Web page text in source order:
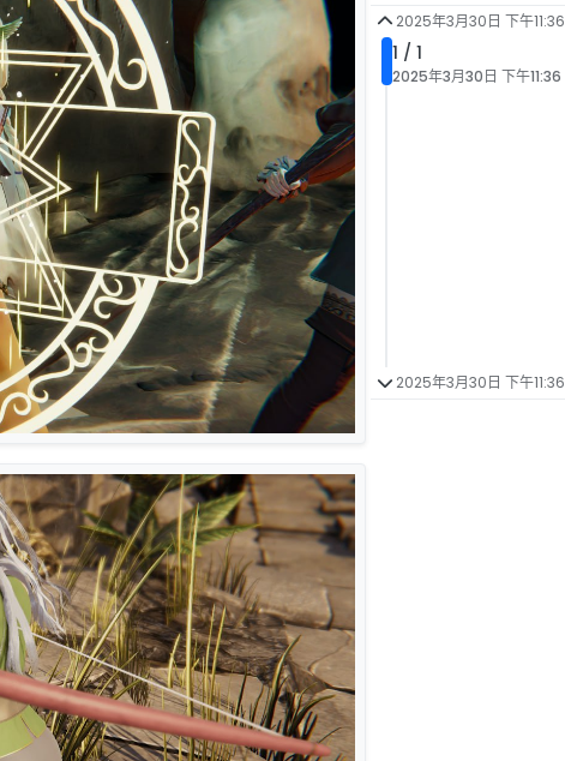
2025年3月30日 下午11:36
1 / 1
2025年3月30日 下午11:36
2025年3月30日 下午11:36